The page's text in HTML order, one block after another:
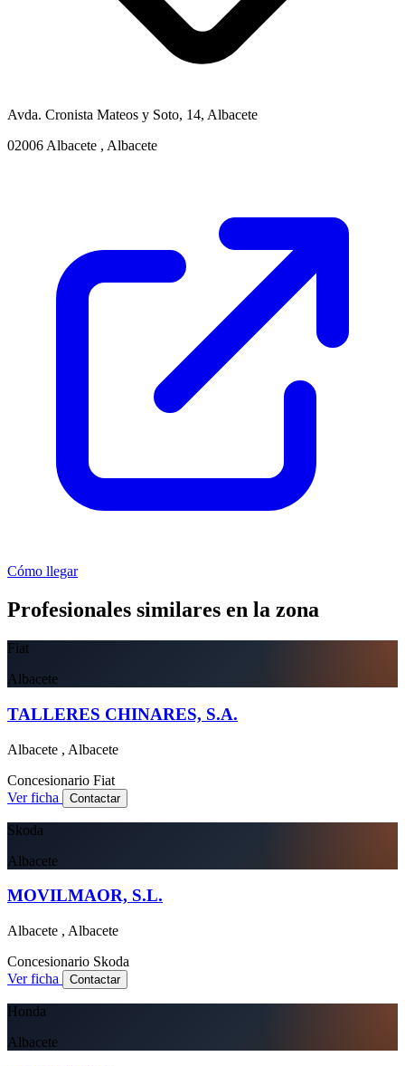
Avda. Cronista Mateos y Soto, 14, Albacete
02006 Albacete , Albacete
Cómo llegar
Profesionales similares en la zona
Fiat
Albacete
TALLERES CHINARES, S.A.
Albacete , Albacete
Concesionario Fiat
Ver ficha
Contactar
Skoda
Albacete
MOVILMAOR, S.L.
Albacete , Albacete
Concesionario Skoda
Ver ficha
Contactar
Honda
Albacete